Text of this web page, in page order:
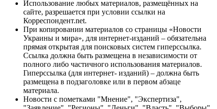
Использование любых материалов, размещённых на
сайте, разрешается при условии ссылки на
Корреспондент.net.
При копировании материалов со страницы «Новости
Украины и мира», для интернет-изданий – обязательна
прямая открытая для поисковых систем гиперссылка.
Ссылка должна быть размещена в независимости от
полного либо частичного использования материалов.
Гиперссылка (для интернет- изданий) – должна быть
размещена в подзаголовке или в первом абзаце
материала.
Новости с пометками "Мнение", "Экспертиза",